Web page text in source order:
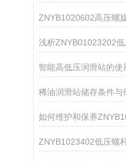
稀油润滑站储存条件与
如何维护和保养